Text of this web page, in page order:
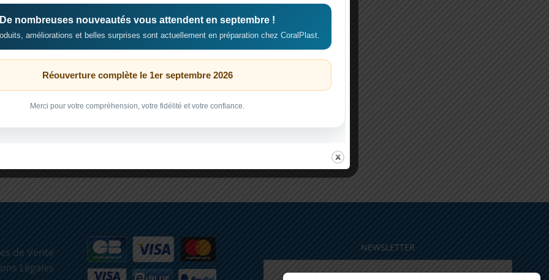
L’articleTraitement probiotique de
nécroses coralliennesest apparu en
Traitement
probiotique
de
Lire la suite »
de Vente
Légales
NEWSLETTER
De nombreuses nouveautés vous attendent en septembre !
améliorations et belles surprises sont actuellement en préparation chez CoralPlast.
Réouverture complète le 1er septembre 2026
Merci pour votre compréhension, votre fidélité et votre confiance.